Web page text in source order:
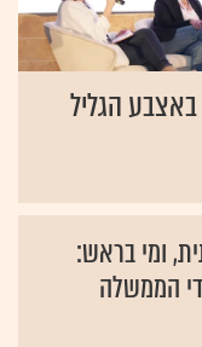
באצבע הגליל
ומי בראש:
הממשלה